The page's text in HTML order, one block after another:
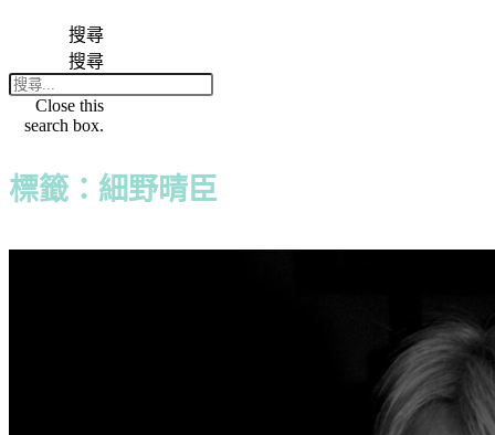
搜尋
搜尋
Close this
search box.
標籤：細野晴臣